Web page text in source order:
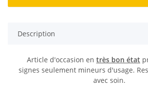
Description
Article d'occasion en très bon état
signes seulement mineurs d'usage.
avec soin.